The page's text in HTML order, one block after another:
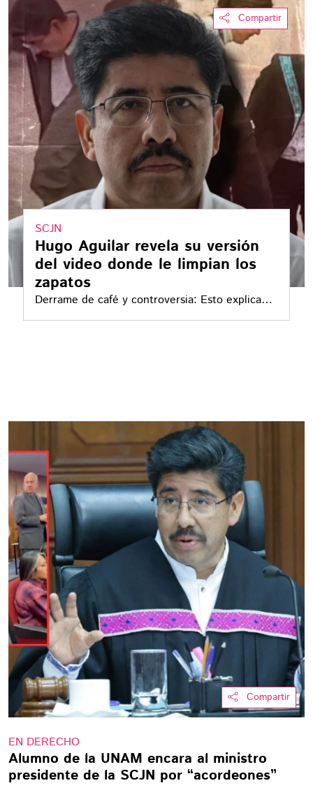
Compartir
SCJN
Hugo Aguilar revela su versión
del video donde le limpian los
zapatos
Derrame de café y controversia: Esto explica
Hugo Aguilar sobre el video viral en Querétaro
Compartir
EN DERECHO
Alumno de la UNAM encara al ministro
presidente de la SCJN por “acordeones”